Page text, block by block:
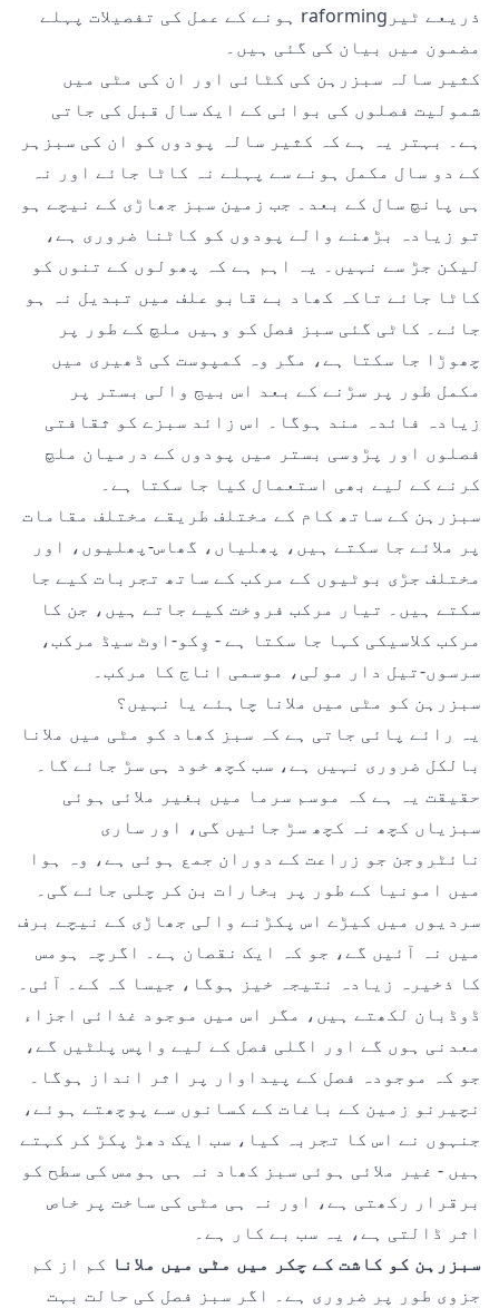
ذریعے ٹیرraforming ہونے کے عمل کی تفصیلات
پہلے
مضمون میں بیان کی گئی ہیں۔
کثیر سالہ سبزرہن کی کٹائی اور ان کی مٹی میں
شمولیت فصلوں کی بوائی کے ایک سال قبل کی جاتی
ہے۔ بہتر یہ ہے کہ کثیر سالہ پودوں کو ان کی سبزہر
کے دو سال مکمل ہونے سے پہلے نہ کاٹا جائے اور نہ
ہی پانچ سال کے بعد۔ جب زمین سبز جھاڑی کے نیچے ہو
تو زیادہ بڑھنے والے پودوں کو کاٹنا ضروری ہے،
لیکن جڑ سے نہیں۔ یہ اہم ہے کہ پھولوں کے تنوں کو
کاٹا جائے تاکہ کھاد بے قابو علف میں تبدیل نہ ہو
جائے۔ کاٹی گئی سبز فصل کو وہیں ملچ کے طور پر
چھوڑا جا سکتا ہے، مگر وہ کمپوست کی ڈھیری میں
مکمل طور پر سڑنے کے بعد اس بیج والی بستر پر
زیادہ فائدہ مند ہوگا۔ اس زائد سبزے کو ثقافتی
فصلوں اور پڑوسی بستر میں پودوں کے درمیان ملچ
کرنے کے لیے بھی استعمال کیا جا سکتا ہے۔
سبزرہن کے ساتھ کام کے مختلف طریقے مختلف مقامات
پر ملائے جا سکتے ہیں، پھلیاں، گھاس-پھلیوں، اور
مختلف جڑی بوٹیوں کے مرکب کے ساتھ تجربات کیے جا
سکتے ہیں۔ تیار مرکب فروخت کیے جاتے ہیں، جن کا
مرکب کلاسیکی کہا جا سکتا ہے - وِکو-اوٹ سیڈ مرکب،
سرسوں-تیل دار مولی، موسمی اناج کا مرکب۔
سبزرہن کو مٹی میں ملانا چاہئے یا نہیں؟
یہ رائے پائی جاتی ہے کہ سبز کھاد کو مٹی میں ملانا
بالکل ضروری نہیں ہے، سب کچھ خود ہی سڑ جائے گا۔
حقیقت یہ ہے کہ موسم سرما میں بغیر ملائی ہوئی
سبزیاں کچھ نہ کچھ سڑ جائیں گی، اور ساری
نائٹروجن جو زراعت کے دوران جمع ہوئی ہے، وہ ہوا
میں امونیا کے طور پر بخارات بن کر چلی جائے گی۔
سردیوں میں کیڑے اس پکڑنے والی جھاڑی کے نیچے برف
میں نہ آئیں گے، جو کہ ایک نقصان ہے۔ اگرچہ ہومس
کا ذخیرہ زیادہ نتیجہ خیز ہوگا، جیسا کہ کے۔ آئی۔
ڈوڈبان لکھتے ہیں، مگر اس میں موجود غذائی اجزاء
معدنی ہوں گے اور اگلی فصل کے لیے واپس پلٹیں گے،
جو کہ موجودہ فصل کے پیداوار پر اثر انداز ہوگا۔
نچیرنو زمین کے باغات کے کسانوں سے پوچھتے ہوئے،
جنہوں نے اس کا تجربہ کیا، سب ایک دھڑ پکڑ کر کہتے
ہیں - غیر ملائی ہوئی سبز کھاد نہ ہی ہومس کی سطح کو
برقرار رکھتی ہے، اور نہ ہی مٹی کی ساخت پر خاص
اثر ڈالتی ہے، یہ سب بے کار ہے۔
سبزرہن کو کاشت کے چکر میں مٹی میں ملانا کم از کم
جزوی طور پر ضروری ہے۔ اگر سبز فصل کی حالت بہت